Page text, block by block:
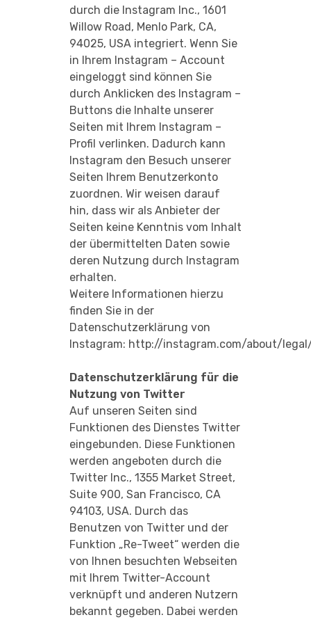
durch die Instagram Inc., 1601
Willow Road, Menlo Park, CA,
94025, USA integriert. Wenn Sie
in Ihrem Instagram – Account
eingeloggt sind können Sie
durch Anklicken des Instagram –
Buttons die Inhalte unserer
Seiten mit Ihrem Instagram –
Profil verlinken. Dadurch kann
Instagram den Besuch unserer
Seiten Ihrem Benutzerkonto
zuordnen. Wir weisen darauf
hin, dass wir als Anbieter der
Seiten keine Kenntnis vom Inhalt
der übermittelten Daten sowie
deren Nutzung durch Instagram
erhalten.
Weitere Informationen hierzu
finden Sie in der
Datenschutzerklärung von
Instagram: http://instagram.com/about/
Datenschutzerklärung für die
Nutzung von Twitter
Auf unseren Seiten sind
Funktionen des Dienstes Twitter
eingebunden. Diese Funktionen
werden angeboten durch die
Twitter Inc., 1355 Market Street,
Suite 900, San Francisco, CA
94103, USA. Durch das
Benutzen von Twitter und der
Funktion „Re-Tweet“ werden die
von Ihnen besuchten Webseiten
mit Ihrem Twitter-Account
verknüpft und anderen Nutzern
bekannt gegeben. Dabei werden